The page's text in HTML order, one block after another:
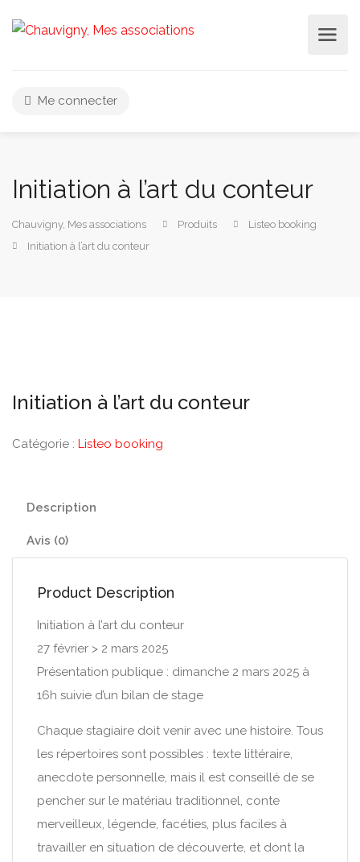
Me connecter
Initiation à l’art du conteur
Chauvigny, Mes associations Produits
Listeo booking
Initiation à l’art du conteur
Initiation à l’art du conteur
Catégorie : Listeo booking
Description
Avis (0)
Product Description
Initiation à l’art du conteur
27 février > 2 mars 2025
Présentation publique : dimanche 2 mars 2025 à
16h suivie d’un bilan de stage
Chaque stagiaire doit venir avec une histoire. Tous
les répertoires sont possibles : texte littéraire,
anecdote personnelle, mais il est conseillé de se
pencher sur le matériau traditionnel, conte
merveilleux, légende, facéties, plus faciles à
travailler en situation de découverte, et dont la